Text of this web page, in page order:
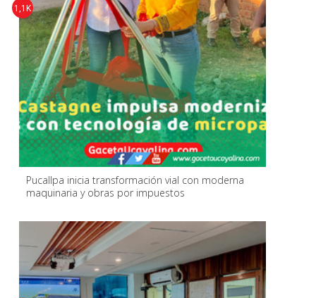
Pucallpa inicia transformación vial con moderna
maquinaria y obras por impuestos
1,1K